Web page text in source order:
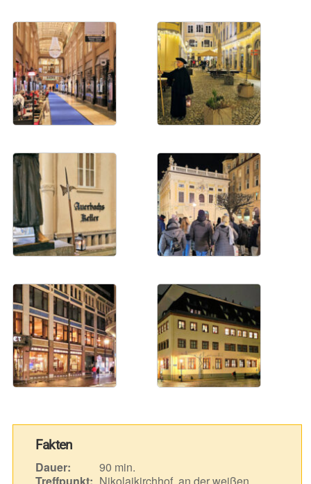
Fakten
Dauer:
90 min.
Treffpunkt: Nikolaikirchhof, an der weißen